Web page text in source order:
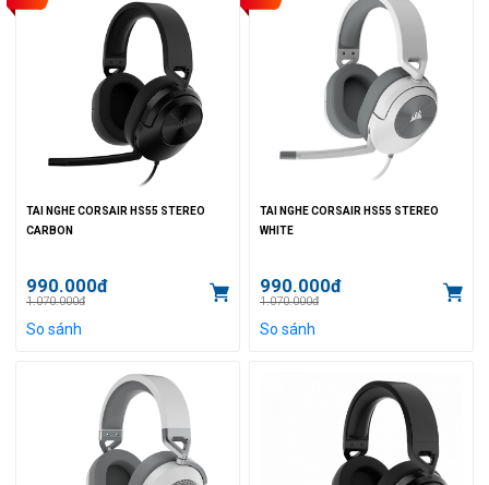
TAI NGHE CORSAIR HS55 STEREO
CARBON
990.000đ
1.070.000đ
So sánh
TAI NGHE CORSAIR HS55 STEREO
WHITE
990.000đ
1.070.000đ
So sánh